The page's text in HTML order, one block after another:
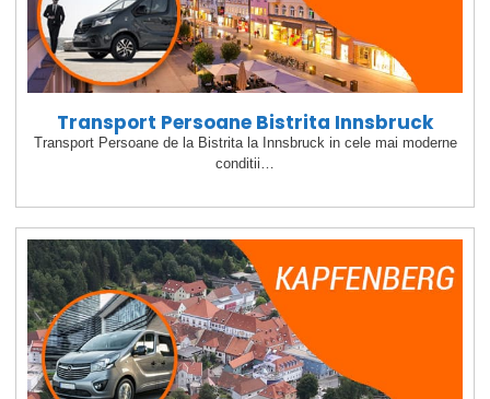
Transport Persoane Bistrita Innsbruck
Transport Persoane de la Bistrita la Innsbruck in cele mai moderne
conditii…